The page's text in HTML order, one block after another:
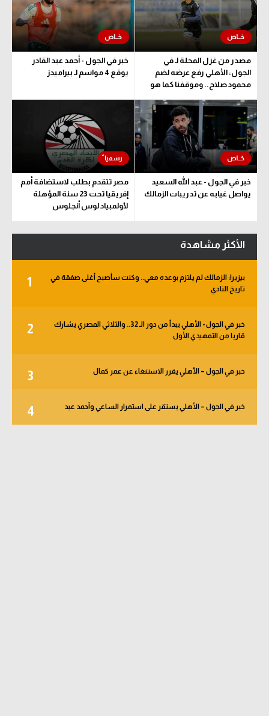
مصدر من غزل المحلة لـ في
الجول: الأهلي رفع عرضه لضم
محمود صلاح.. وموقفنا كما هو
خبر في الجول - أحمد عبد القادر
يوقع 4 مواسم لـ بيراميدز
خبر في الجول - عبد الله السعيد
يواصل غيابه عن تدريبات الزمالك
مصر تتقدم بطلب لاستضافة أمم
إفريقيا تحت 23 سنة المؤهلة
لأولمبياد لوس أنجلوس
الأكثر مشاهدة
1
بيزيرا: الزمالك لم يلتزم بوعده معي.. وكنت سأصبح أغلى صفقة في
تاريخ النادي
2
خبر في الجول - الأهلي يبدأ من دور الـ 32.. والثلاثي المصري يشارك
قاريا من التمهيدي الأول
3 خبر في الجول – الأهلي يقرر الاستنغاء عن عمر كمال
4 خبر في الجول – الأهلي يستقر على استمرار الساعي وأحمد عيد